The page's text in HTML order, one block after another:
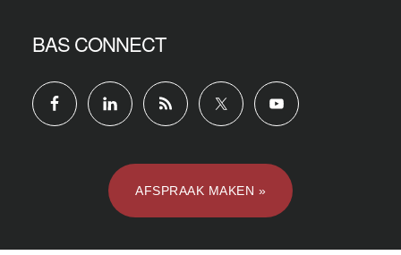
BAS CONNECT
AFSPRAAK MAKEN »